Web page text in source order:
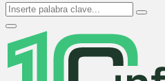
Search
for:
Search
Primary
Menu